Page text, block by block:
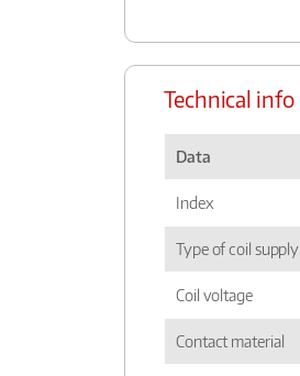
Technical info
Data
Index
Type of coil supply
Coil voltage
Contact material